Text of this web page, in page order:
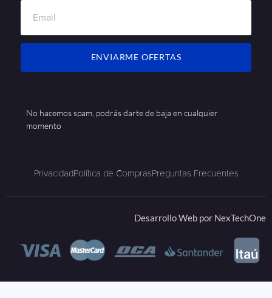
ENVIARME OFERTAS
No hacemos spam, podrás darte de baja en cualquier
momento
PrivacidadPolítica de ComprasPreguntas Frecuentes
Desarrollo Web por NexTechOne